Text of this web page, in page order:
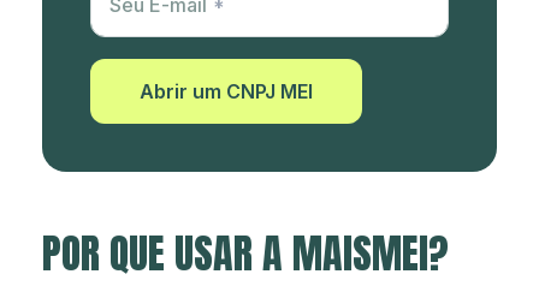
Seu E-mail
Abrir um CNPJ MEI
POR QUE USAR A MAISMEI?